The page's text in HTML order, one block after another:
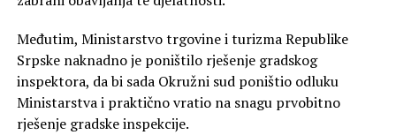
Međutim, Ministarstvo trgovine i turizma Republike
Srpske naknadno je poništilo rješenje gradskog
inspektora, da bi sada Okružni sud poništio odluku
Ministarstva i praktično vratio na snagu prvobitno
rješenje gradske inspekcije.